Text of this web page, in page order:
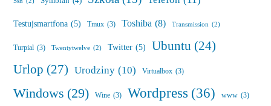
Testujsmartfona (5) Tmux (3) Toshiba (8) Transmission (2)
Turpial (3) Twentytwelve (2) Twitter (5) Ubuntu (24)
Urlop (27) Urodziny (10) Virtualbox (3)
Windows (29) Wine (3) Wordpress (36) www (3)